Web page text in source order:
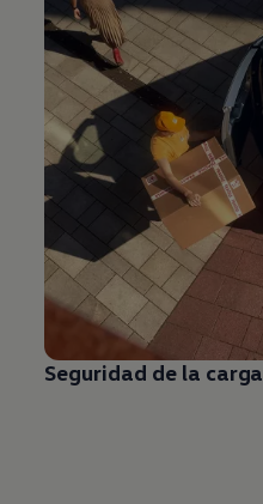
Seguridad de la carga